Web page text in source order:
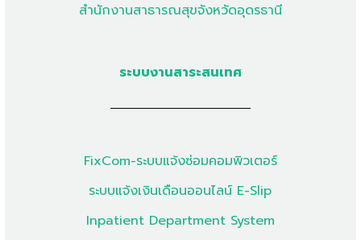
สำนักงานสาธารณสุขจังหวัดอุดรธานี
ระบบงานสาระสนเทศ
FixCom-ระบบแจ้งซ่อมคอมพิวเตอร์
ระบบแจ้งเงินเดือนออนไลน์ E-Slip
Inpatient Department System